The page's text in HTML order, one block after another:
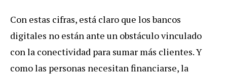
Con estas cifras, está claro que los bancos
digitales no están ante un obstáculo vinculado
con la conectividad para sumar más clientes. Y
como las personas necesitan financiarse, la